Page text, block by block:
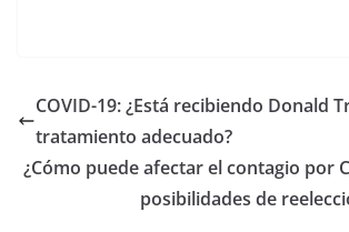
Unidos. "Hoy
atestiguamos con
nuestros propios ojos
cómo policías se
arrodillan sobre los
COVID-19: ¿Está recibiendo Donald
tratamiento adecuado?
¿Cómo puede afectar el contagio por
posibilidades de